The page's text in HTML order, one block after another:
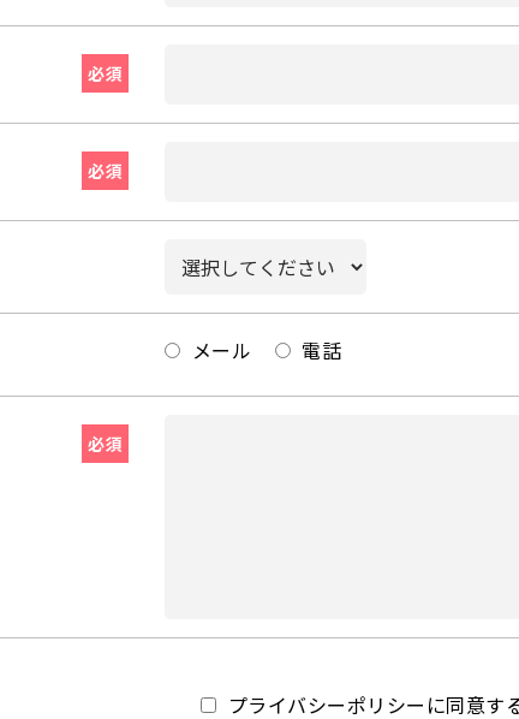
必須
必須
メール 電話
必須
プライバシーポリシーに同意す